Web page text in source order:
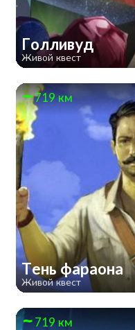
Голливуд
Живой квест
719 км
Тень фараона
Живой квест
719 км